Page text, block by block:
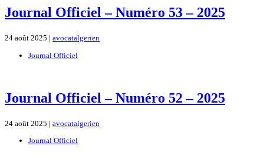
Journal Officiel – Numéro 53 – 2025
24 août 2025 | avocatalgerien
Journal Officiel
Journal Officiel – Numéro 52 – 2025
24 août 2025 | avocatalgerien
Journal Officiel